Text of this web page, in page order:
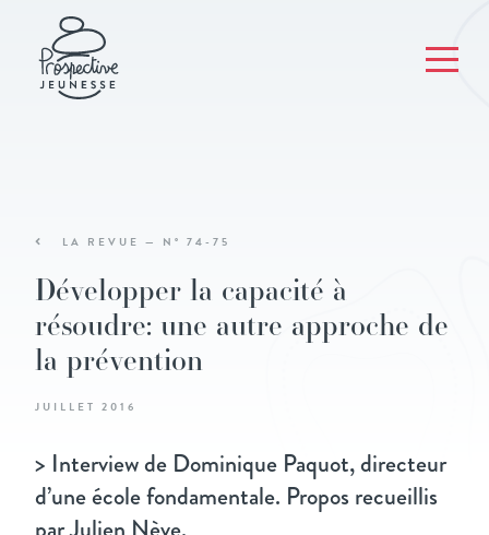
LA REVUE — N° 74-75
Développer la capacité à
résoudre: une autre approche de
la prévention
JUILLET 2016
> Interview de Dominique Paquot, directeur
d’une école fondamentale. Propos recueillis